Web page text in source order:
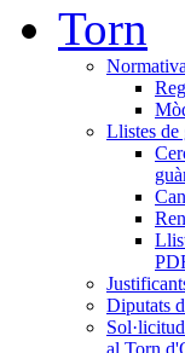
Torn
Normativa
Llistes de
Diputats
al Torn